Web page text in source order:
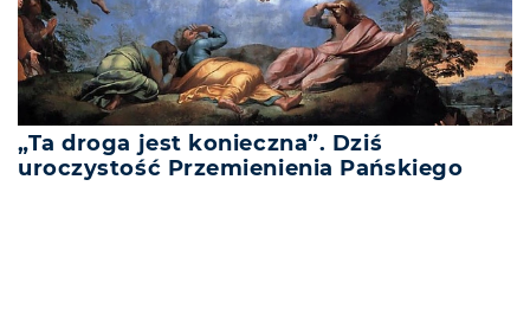
„Ta droga jest konieczna”. Dziś
uroczystość Przemienienia Pańskiego